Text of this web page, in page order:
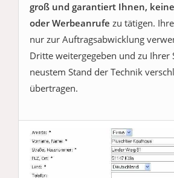
groß und garantiert Ihnen,
oder Werbeanrufe zu tätigen.
nur zur Auftragsabwicklung
Dritte weitergegeben und zu Ihrer
neustem Stand der Technik
übertragen.